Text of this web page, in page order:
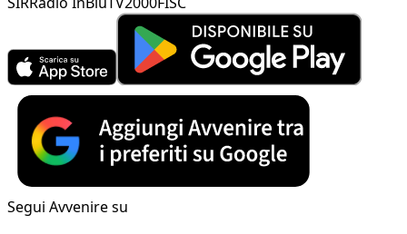
Segui Avvenire su